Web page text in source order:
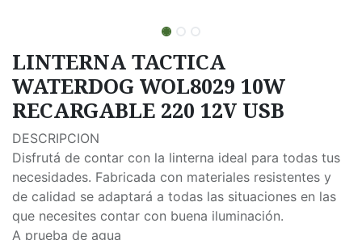
LINTERNA TACTICA
WATERDOG WOL8029 10W
RECARGABLE 220 12V USB
DESCRIPCION
Disfrutá de contar con la linterna ideal para todas tus
necesidades. Fabricada con materiales resistentes y
de calidad se adaptará a todas las situaciones en las
que necesites contar con buena iluminación.
A prueba de agua